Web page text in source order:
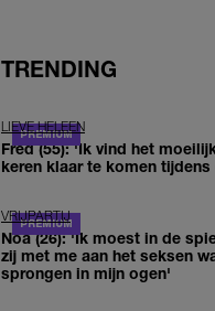
TRENDING
LIEVE HELEEN
Fred (55): 'Ik vind het
keren klaar te komen
VRIJPARTIJ
Noa (26): 'Ik moest in de
zij met me aan het seksen
sprongen in mijn ogen'